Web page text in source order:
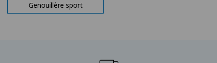
Genouillère sport